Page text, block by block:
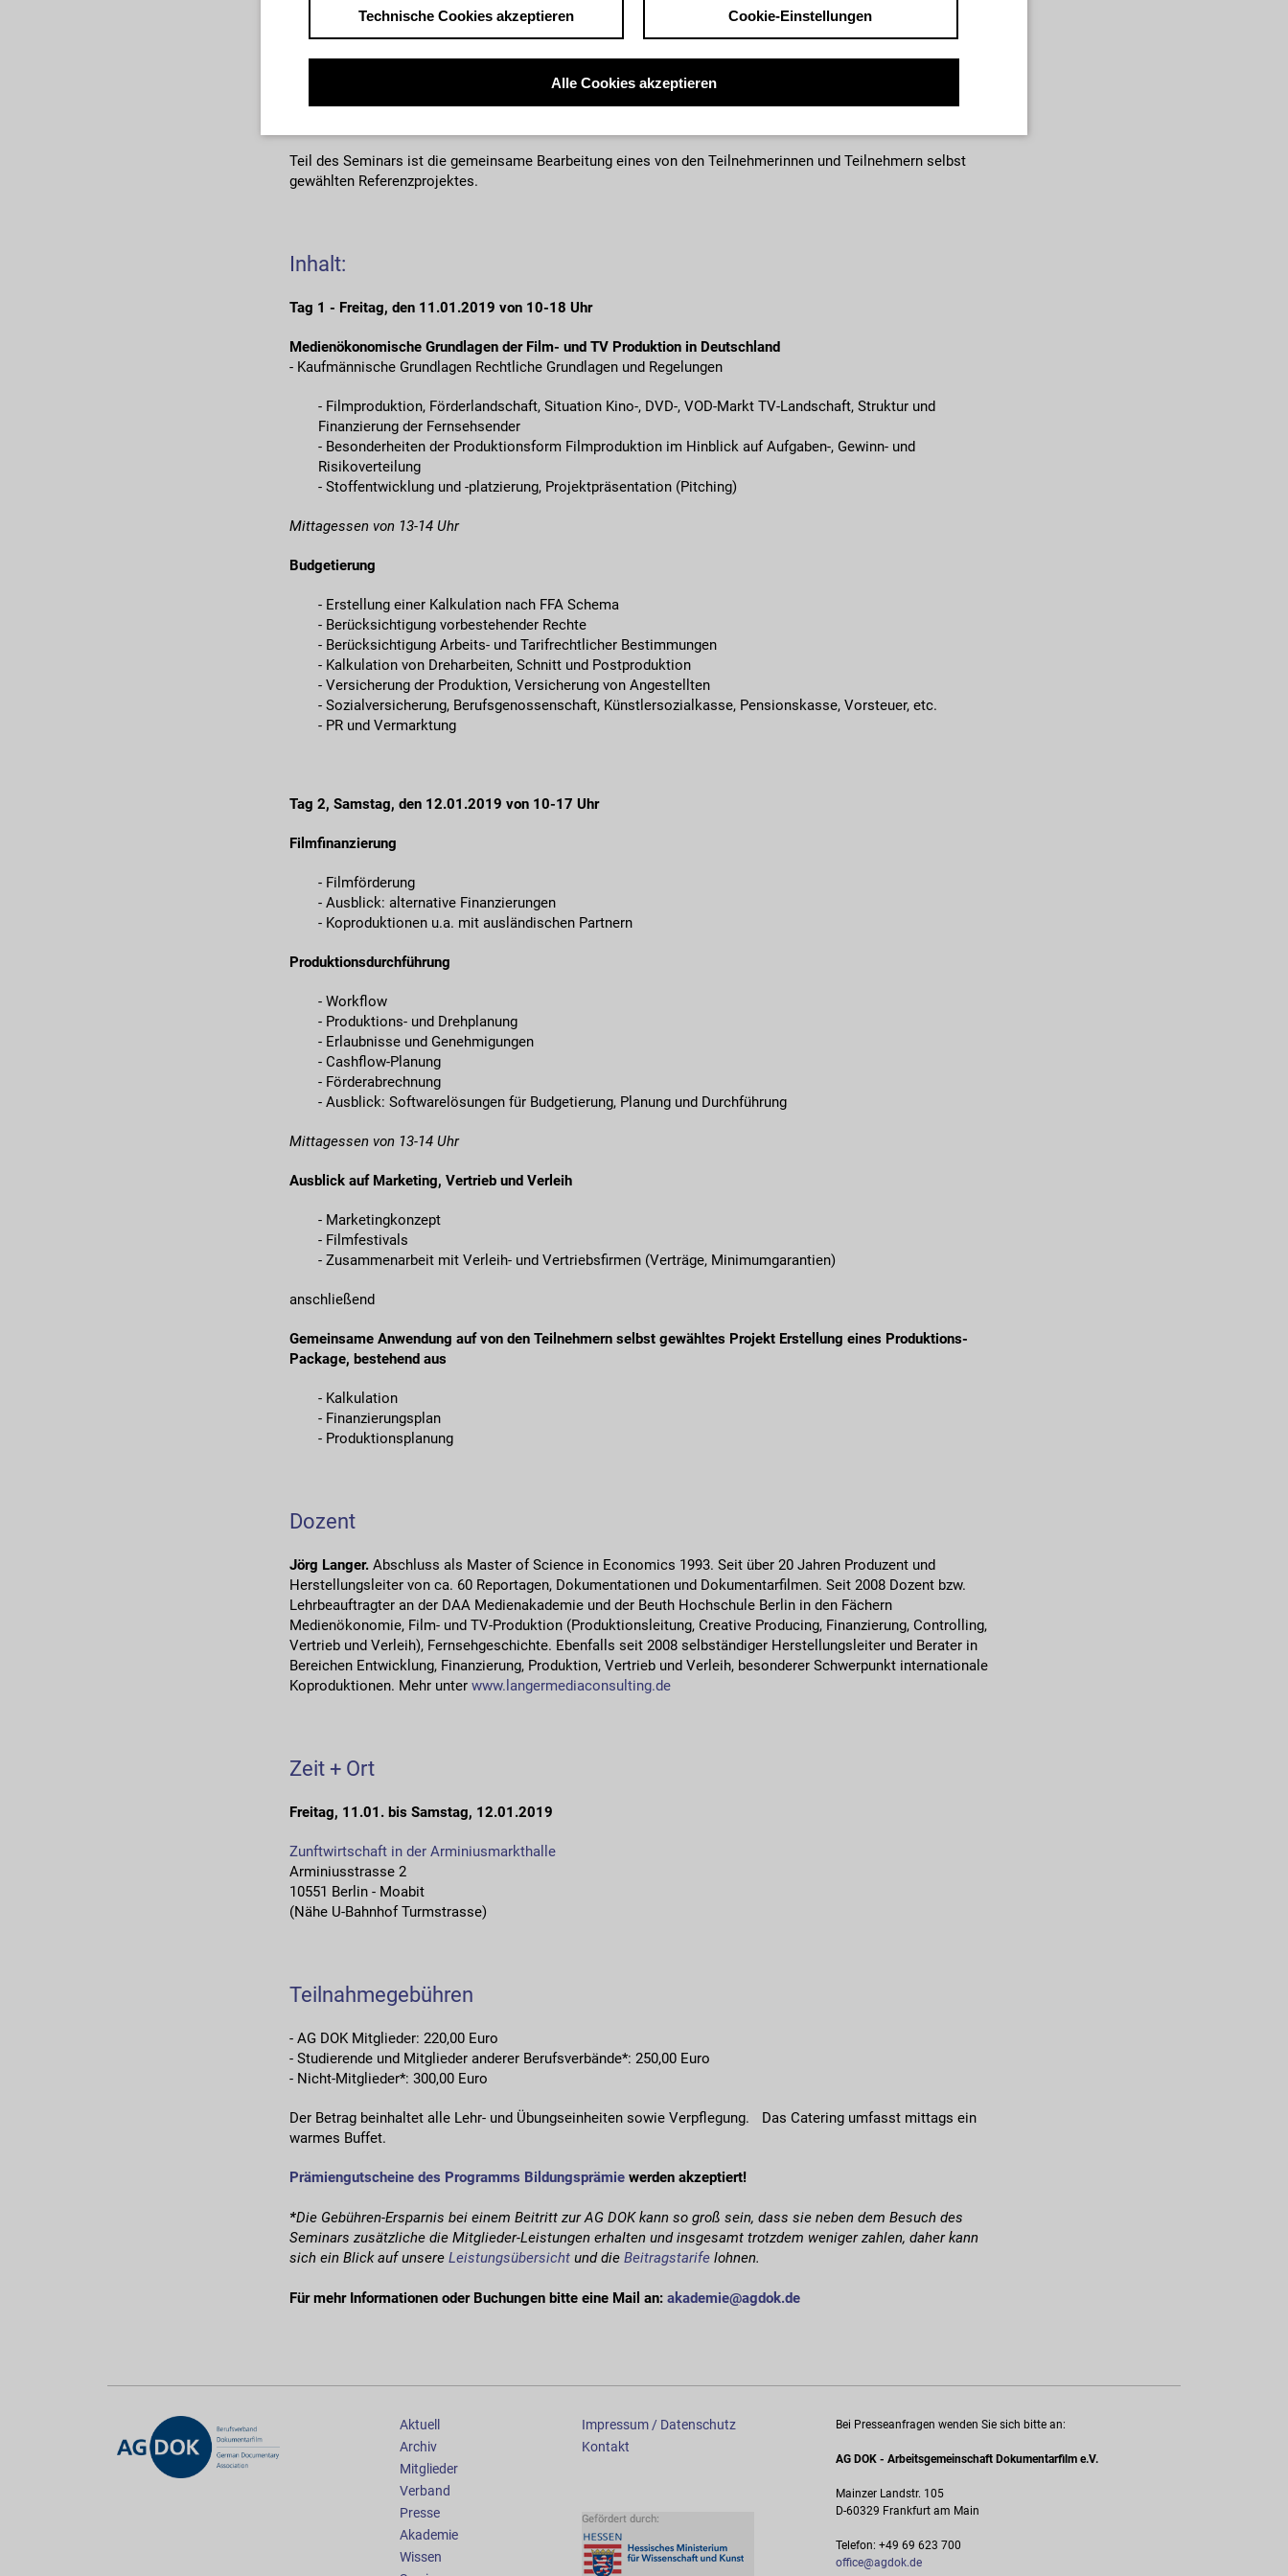
vom 24.10.2018
Die Herstellung von Kinodokumentarfilmen ist mittlerweile recht komplex und bietet viele Fallstricke und
Risiken. In dem zweitägigen Seminar werden den Teilnehmerinnen und Teilnehmern Grundlagen der Herstellung
Teil des Seminars ist die gemeinsame Bearbeitung eines von den Teilnehmerinnen und Teilnehmern selbst
gewählten Referenzprojektes.
Inhalt:
Tag 1 - Freitag, den 11.01.2019 von 10-18 Uhr
Medienökonomische Grundlagen der Film- und TV Produktion in Deutschland
- Kaufmännische Grundlagen Rechtliche Grundlagen und Regelungen
- Filmproduktion, Förderlandschaft, Situation Kino-, DVD-, VOD-Markt TV-Landschaft, Struktur und
Finanzierung der Fernsehsender
- Besonderheiten der Produktionsform Filmproduktion im Hinblick auf Aufgaben-, Gewinn- und
Risikoverteilung
- Stoffentwicklung und -platzierung, Projektpräsentation (Pitching)
Mittagessen von 13-14 Uhr
Budgetierung
- Erstellung einer Kalkulation nach FFA Schema
- Berücksichtigung vorbestehender Rechte
- Berücksichtigung Arbeits- und Tarifrechtlicher Bestimmungen
- Kalkulation von Dreharbeiten, Schnitt und Postproduktion
- Versicherung der Produktion, Versicherung von Angestellten
- Sozialversicherung, Berufsgenossenschaft, Künstlersozialkasse, Pensionskasse, Vorsteuer, etc.
- PR und Vermarktung
Tag 2, Samstag, den 12.01.2019 von 10-17 Uhr
Filmfinanzierung
- Filmförderung
- Ausblick: alternative Finanzierungen
- Koproduktionen u.a. mit ausländischen Partnern
Produktionsdurchführung
- Workflow
- Produktions- und Drehplanung
- Erlaubnisse und Genehmigungen
- Cashflow-Planung
- Förderabrechnung
- Ausblick: Softwarelösungen für Budgetierung, Planung und Durchführung
Mittagessen von 13-14 Uhr
Ausblick auf Marketing, Vertrieb und Verleih
- Marketingkonzept
- Filmfestivals
- Zusammenarbeit mit Verleih- und Vertriebsfirmen (Verträge, Minimumgarantien)
anschließend
Gemeinsame Anwendung auf von den Teilnehmern selbst gewähltes Projekt Erstellung eines Produktions-
Package, bestehend aus
- Kalkulation
- Finanzierungsplan
- Produktionsplanung
Dozent
Jörg Langer. Abschluss als Master of Science in Economics 1993. Seit über 20 Jahren Produzent und
Herstellungsleiter von ca. 60 Reportagen, Dokumentationen und Dokumentarfilmen. Seit 2008 Dozent bzw.
Lehrbeauftragter an der DAA Medienakademie und der Beuth Hochschule Berlin in den Fächern
Medienökonomie, Film- und TV-Produktion (Produktionsleitung, Creative Producing, Finanzierung, Controlling,
Vertrieb und Verleih), Fernsehgeschichte. Ebenfalls seit 2008 selbständiger Herstellungsleiter und Berater in
Bereichen Entwicklung, Finanzierung, Produktion, Vertrieb und Verleih, besonderer Schwerpunkt internationale
Koproduktionen. Mehr unter www.langermediaconsulting.de
Zeit + Ort
Freitag, 11.01. bis Samstag, 12.01.2019
Zunftwirtschaft in der Arminiusmarkthalle
Arminiusstrasse 2
10551 Berlin - Moabit
(Nähe U-Bahnhof Turmstrasse)
Teilnahmegebühren
- AG DOK Mitglieder: 220,00 Euro
- Studierende und Mitglieder anderer Berufsverbände*: 250,00 Euro
- Nicht-Mitglieder*: 300,00 Euro
Der Betrag beinhaltet alle Lehr- und Übungseinheiten sowie Verpflegung. Das Catering umfasst mittags ein
warmes Buffet.
Prämiengutscheine des Programms Bildungsprämie werden akzeptiert!
*Die Gebühren-Ersparnis bei einem Beitritt zur AG DOK kann so groß sein, dass sie neben dem Besuch des
Seminars zusätzliche die Mitglieder-Leistungen erhalten und insgesamt trotzdem weniger zahlen, daher kann
sich ein Blick auf unsere Leistungsübersicht und die Beitragstarife lohnen.
Für mehr Informationen oder Buchungen bitte eine Mail an: akademie@agdok.de
Aktuell
Archiv
Mitglieder
Verband
Presse
Akademie
Wissen
Impressum / Datenschutz
Kontakt
Bei Presseanfragen wenden Sie sich bitte an:
AG DOK - Arbeitsgemeinschaft Dokumentarfilm e.V.
Mainzer Landstr. 105
D-60329 Frankfurt am Main
Telefon: +49 69 623 700
office@agdok.de
Technische Cookies akzeptieren Cookie-Einstellungen
Alle Cookies akzeptieren